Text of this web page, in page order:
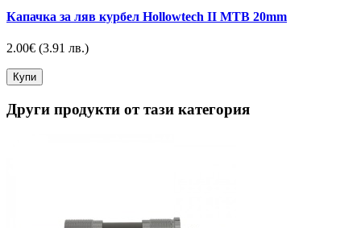
Капачка за ляв курбел Hollowtech II MTB 20mm
2.00€ (3.91 лв.)
Купи
Други продукти от тази категория